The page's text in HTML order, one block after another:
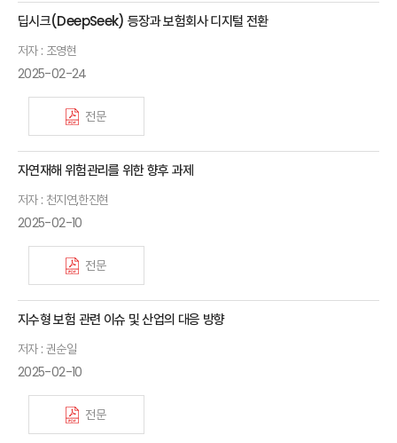
딥시크(DeepSeek) 등장과 보험회사 디지털 전환
저자 : 조영현
2025-02-24
전문
자연재해 위험관리를 위한 향후 과제
저자 : 천지연,한진현
2025-02-10
전문
지수형 보험 관련 이슈 및 산업의 대응 방향
저자 : 권순일
2025-02-10
전문